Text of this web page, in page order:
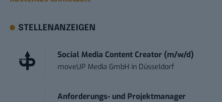
STELLENANZEIGEN
Social Media Content Creator (m/w/d)
moveUP Media GmbH in Düsseldorf
Anforderungs- und Projektmanager